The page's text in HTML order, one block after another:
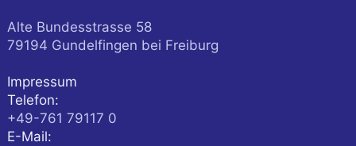
Alte Bundesstrasse 58
79194 Gundelfingen bei Freiburg
Impressum
Telefon:
+49-761 79117 0
E-Mail: